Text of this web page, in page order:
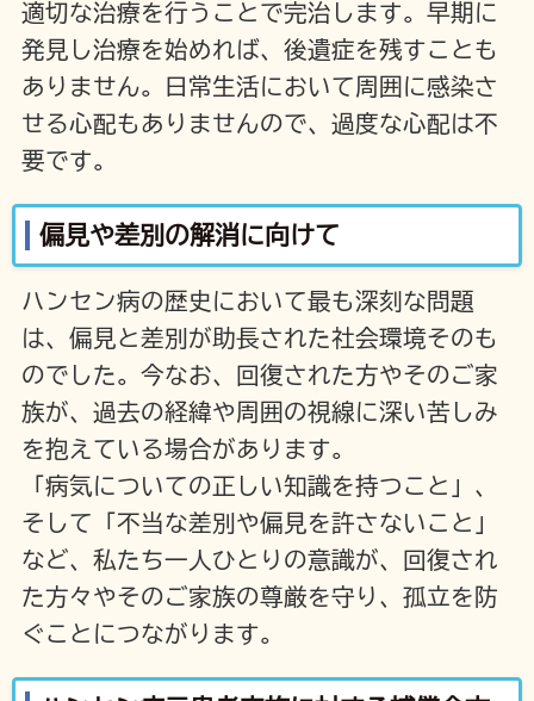
適切な治療を行うことで完治します。早期に
発見し治療を始めれば、後遺症を残すことも
ありません。日常生活において周囲に感染さ
せる心配もありませんので、過度な心配は不
要です。
偏見や差別の解消に向けて
ハンセン病の歴史において最も深刻な問題
は、偏見と差別が助長された社会環境そのも
のでした。今なお、回復された方やそのご家
族が、過去の経緯や周囲の視線に深い苦しみ
を抱えている場合があります。
「病気についての正しい知識を持つこと」、
そして「不当な差別や偏見を許さないこと」
など、私たち一人ひとりの意識が、回復され
た方々やそのご家族の尊厳を守り、孤立を防
ぐことにつながります。